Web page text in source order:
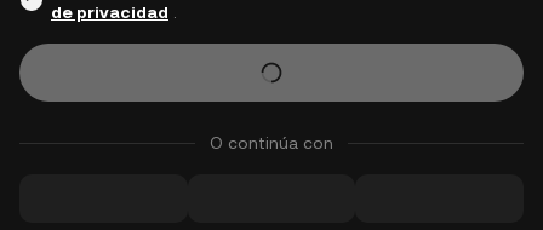
de privacidad
O continúa con